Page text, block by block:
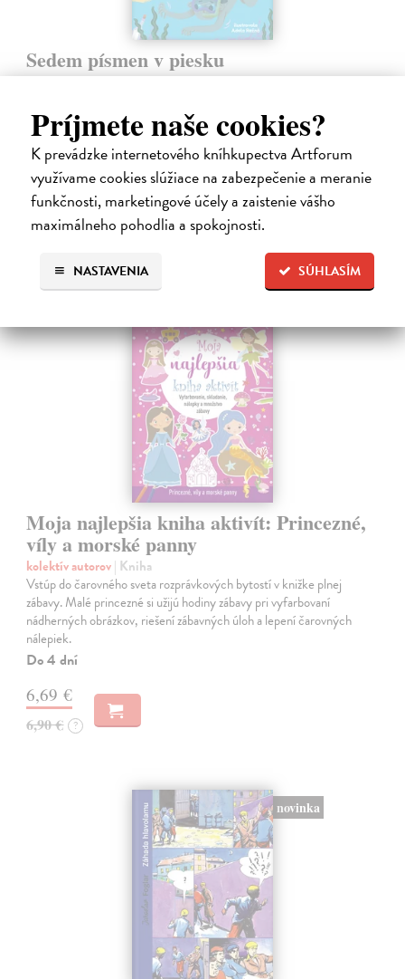
Príjmete naše cookies?
K prevádzke internetového kníhkupectva Artforum
využívame cookies slúžiace na zabezpečenie a meranie
funkčnosti, marketingové účely a zaistenie vášho
maximálneho pohodlia a spokojnosti.
SÚHLASÍM
NASTAVENIA
Sedem písmen v piesku
Hlušíková Marta| Kniha
Anabela pri mori spoznávajú svojráznych Chrtovcov, natrafia na
usušenú jaštericu, zaujmú ich Uwe a Hans, ktorí sú takmer celé dni
zahrabaní…
Na sklade
14,20 €
Moja najlepšia kniha aktivít: Princezné,
víly a morské panny
kolektív autorov| Kniha
Vstúp do čarovného sveta rozprávkových bytostí v knižke plnej
zábavy. Malé princezné si užijú hodiny zábavy pri vyfarbovaní
nádherných obrázkov, riešení zábavných úloh a lepení čarovných
nálepiek.
Do 4 dní
6,69 €
6,90 € ?
novinka